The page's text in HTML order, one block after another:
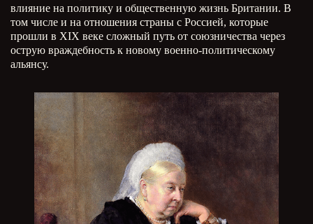
влияние на политику и общественную жизнь Британии. В
том числе и на отношения страны с Россией, которые
прошли в XIX веке сложный путь от союзничества через
острую враждебность к новому военно-политическому
альянсу.